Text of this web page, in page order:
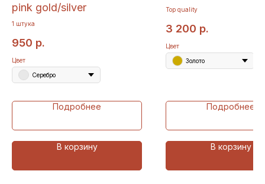
pink gold/silver
1 штука
950 р.
Цвет
Серебро
Подробнее
В корзину
Top quality
3 200 р.
Цвет
Золото
Подробнее
В корзину